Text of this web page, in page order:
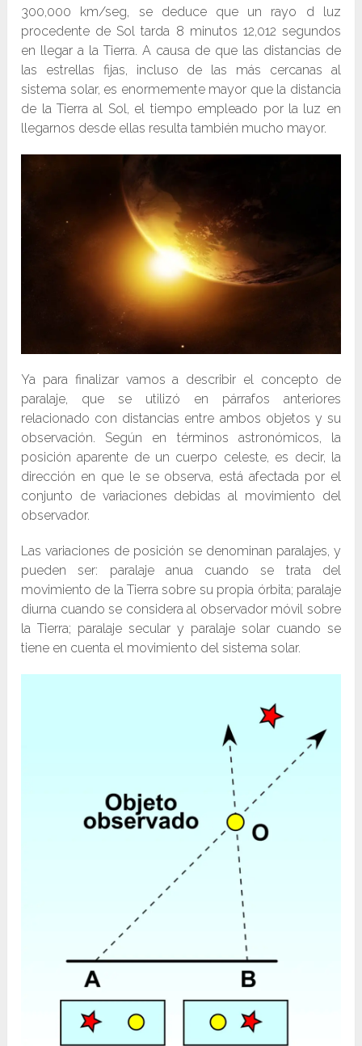
300,000 km/seg, se deduce que un rayo d luz
procedente de Sol tarda 8 minutos 12,012 segundos
en llegar a la Tierra. A causa de que las distancias de
las estrellas fijas, incluso de las más cercanas al
sistema solar, es enormemente mayor que la distancia
de la Tierra al Sol, el tiempo empleado por la luz en
llegarnos desde ellas resulta también mucho mayor.
Ya para finalizar vamos a describir el concepto de
paralaje, que se utilizó en párrafos anteriores
relacionado con distancias entre ambos objetos y su
observación. Según en términos astronómicos, la
posición aparente de un cuerpo celeste, es decir, la
dirección en que le se observa, está afectada por el
conjunto de variaciones debidas al movimiento del
observador.
Las variaciones de posición se denominan paralajes, y
pueden ser: paralaje anua cuando se trata del
movimiento de la Tierra sobre su propia órbita; paralaje
diurna cuando se considera al observador móvil sobre
la Tierra; paralaje secular y paralaje solar cuando se
tiene en cuenta el movimiento del sistema solar.